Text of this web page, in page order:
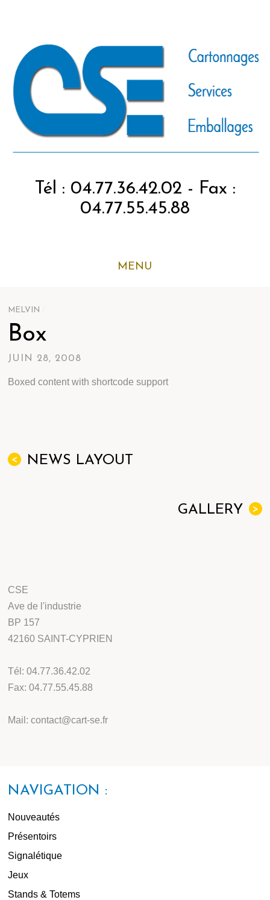
Tél : 04.77.36.42.02 - Fax :
04.77.55.45.88
MENU
MELVIN
Box
JUIN 28, 2008
Boxed content with shortcode support
< NEWS LAYOUT
>
GALLERY
CSE
Ave de l'industrie
BP 157
42160 SAINT-CYPRIEN
Tél: 04.77.36.42.02
Fax: 04.77.55.45.88
Mail: contact@cart-se.fr
NAVIGATION :
Nouveautés
Présentoirs
Signalétique
Jeux
Stands & Totems